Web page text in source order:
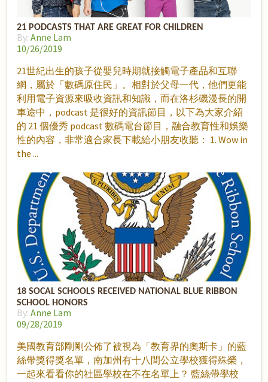
21 PODCASTS THAT ARE GREAT FOR CHILDREN
By: Anne Lam
10/26/2019
21世紀出生的孩子從嬰兒時期就接觸電子產品和互聯
網，屬於「數碼原住民」。相對於父母一代，他們更能
利用電子資源來吸收資訊和知識，而在洛杉磯漫長的開
車途中，podcast 是很好的資訊節目，以下為大家介紹
的 21 個優秀 podcast 數碼電台節目，融合教育性和娛樂
性的內容，非常適合家長下載給小朋友收聽： 1. Wow in
the
18 SOCAL SCHOOLS RECEIVED NATIONAL BLUE RIBBON
SCHOOL HONORS
By: Anne Lam
09/28/2019
美國教育部剛剛公佈了被視為「教育界的奧斯卡」的藍
絲帶獎得獎名單，南加州有十八間公立學校獲得殊榮，
一起來看看你的社區學校在不在名單上？ 藍絲帶學校